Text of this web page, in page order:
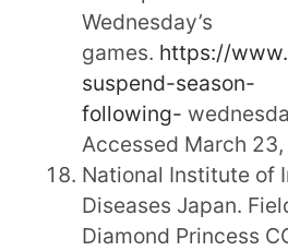
Wednesday’s
games. https://
suspend-season-
following-
Accessed March
National Institute of
Diseases Japan.
Diamond Princess